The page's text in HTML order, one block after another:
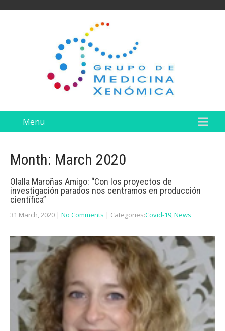
Menu
Month: March 2020
Olalla Maroñas Amigo: “Con los proyectos de
investigación parados nos centramos en producción
científica”
31 March, 2020 | No Comments | Categories:Covid-19,News